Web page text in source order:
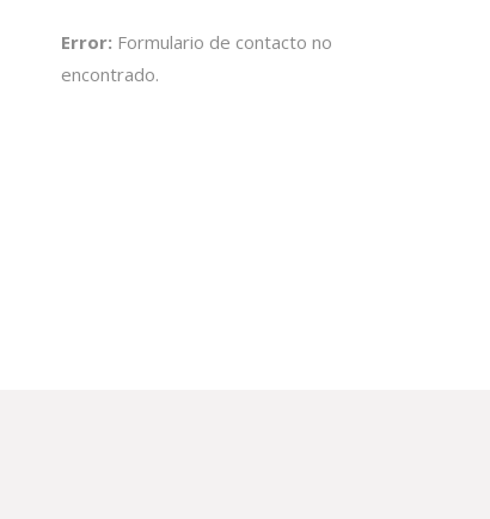
Error: Formulario de contacto no
encontrado.